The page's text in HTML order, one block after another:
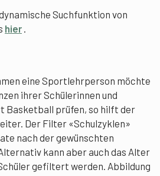
Suchfunktion von
hier .
eine Sportlehrperson möchte
ihrer Schülerinnen und
Basketball prüfen, so hilft der
Der Filter «Schulzyklen»
nach der gewünschten
kann aber auch das Alter
gefiltert werden. Abbildung